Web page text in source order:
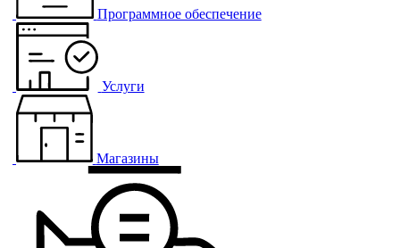
Программное обеспечение
Услуги
Магазины